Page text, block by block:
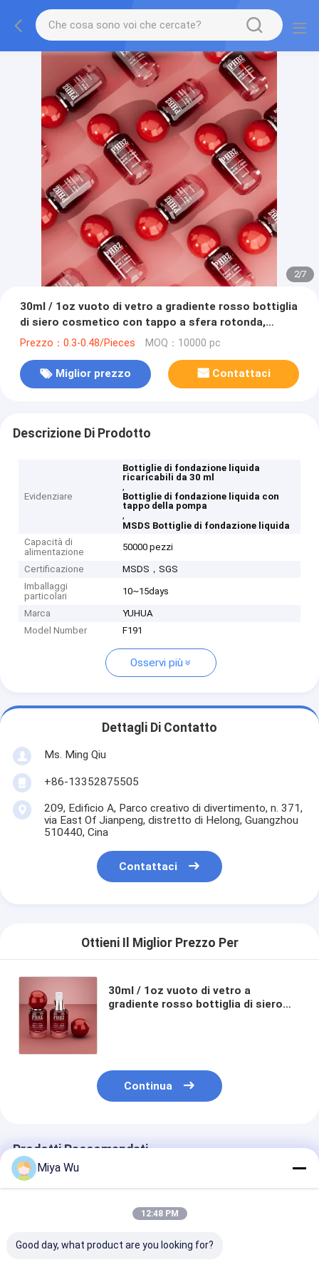
2/7
30ml / 1oz vuoto di vetro a gradiente rosso bottiglia
di siero cosmetico con tappo a sfera rotonda,
colore personalizzato OEM ODM imballaggio per la
Prezzo：0.3-0.48/Pieces MOQ：10000 pc
Miglior prezzo Contattaci
Descrizione Di Prodotto
Evidenziare
Bottiglie di fondazione liquida
ricaricabili da 30 ml
,
Bottiglie di fondazione liquida con
tappo della pompa
,
MSDS Bottiglie di fondazione liquida
Capacità di
alimentazione
50000 pezzi
Certificazione
MSDS，SGS
Imballaggi
particolari
10~15days
Marca
YUHUA
Model Number
F191
Osservi più
Dettagli Di Contatto
Ms. Ming Qiu
+86-13352875505
209, Edificio A, Parco creativo di divertimento, n. 371,
via East Of Jianpeng, distretto di Helong, Guangzhou
510440, Cina
Contattaci
Ottieni Il Miglior Prezzo Per
30ml / 1oz vuoto di vetro a
gradiente rosso bottiglia di siero
essenziale
Continua
Prodotti Raccomandati
Miya Wu
12:48 PM
Good day, what product are you looking for?